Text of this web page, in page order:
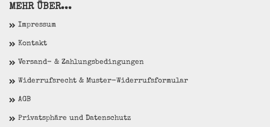
MEHR ÜBER...
Impressum
Kontakt
Versand- & Zahlungsbedingungen
Widerrufsrecht & Muster-Widerrufsformular
AGB
Privatsphäre und Datenschutz